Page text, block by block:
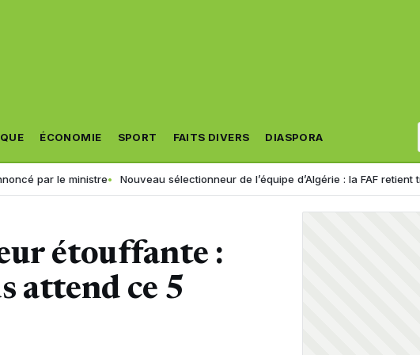
ÉCONOMIE SPORT FAITS DIVERS DIASPORA
ministre Nouveau sélectionneur de l’équipe d’Algérie : la FAF retient trois noms
étouffante :
attend ce 5